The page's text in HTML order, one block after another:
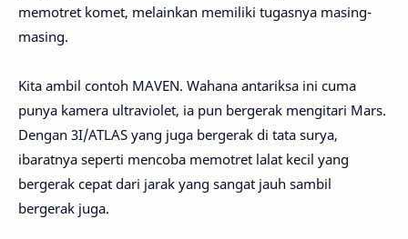
memotret komet, melainkan memiliki tugasnya masing-
masing.
Kita ambil contoh MAVEN. Wahana antariksa ini cuma
punya kamera ultraviolet, ia pun bergerak mengitari Mars.
Dengan 3I/ATLAS yang juga bergerak di tata surya,
ibaratnya seperti mencoba memotret lalat kecil yang
bergerak cepat dari jarak yang sangat jauh sambil
bergerak juga.